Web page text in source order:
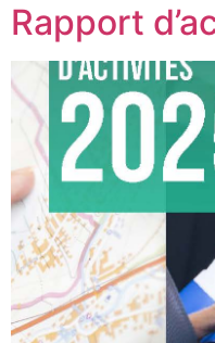
Rapport